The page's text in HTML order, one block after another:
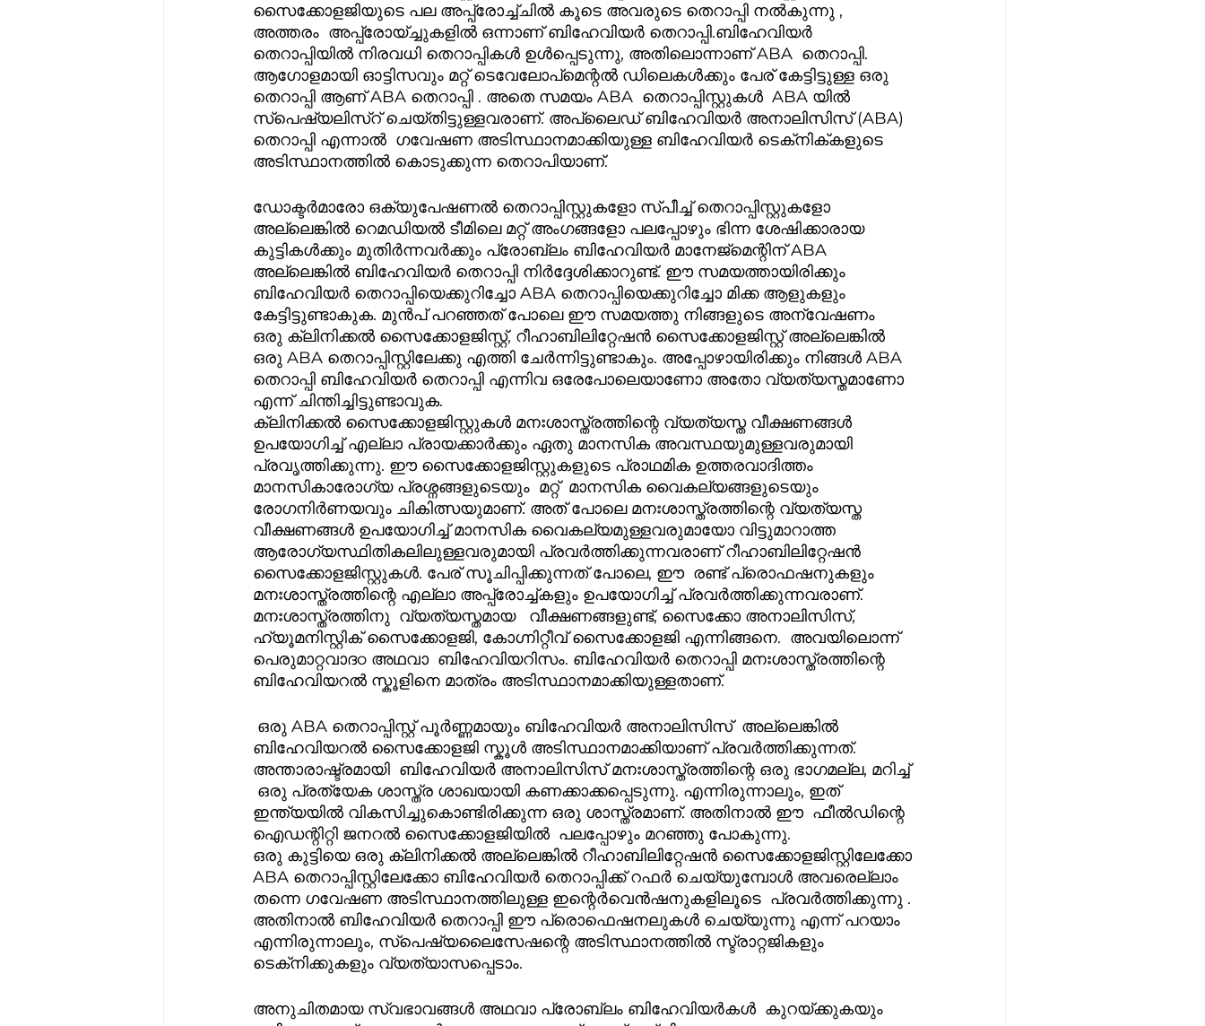
സൈക്കോളജിയുടെ പല അപ്പ്രോച്ച്ചിൽ കൂടെ അവരുടെ തെറാപ്പി നൽകുന്നു ,
അത്തരം  അപ്പ്രോയ്ച്ചുകളിൽ ഒന്നാണ് ബിഹേവിയർ തെറാപ്പി.ബിഹേവിയർ
തെറാപ്പിയിൽ നിരവധി തെറാപ്പികൾ ഉൾപ്പെടുന്നു, അതിലൊന്നാണ് ABA  തെറാപ്പി.
ആഗോളമായി ഓട്ടിസവും മറ്റ് ടെവേലോപ്മെന്റൽ ഡിലെകൾക്കും പേര് കേട്ടിട്ടുള്ള ഒരു
തെറാപ്പി ആണ് ABA തെറാപ്പി . അതെ സമയം ABA  തെറാപ്പിസ്റ്റുകൾ  ABA യിൽ
സ്പെഷ്യലിസ്റ് ചെയ്തിട്ടുള്ളവരാണ്. അപ്ലൈഡ് ബിഹേവിയർ അനാലിസിസ് (ABA)
തെറാപ്പി എന്നാൽ  ഗവേഷണ അടിസ്ഥാനമാക്കിയുള്ള ബിഹേവിയർ ടെക്‌നിക്‌കളുടെ
അടിസ്ഥാനത്തിൽ കൊടുക്കുന്ന തെറാപിയാണ്.
ഡോക്ടർമാരോ ഒക്യുപേഷണൽ തെറാപ്പിസ്റ്റുകളോ സ്പീച്ച് തെറാപ്പിസ്റ്റുകളോ
അല്ലെങ്കിൽ റെമഡിയൽ ടീമിലെ മറ്റ് അംഗങ്ങളോ പലപ്പോഴും ഭിന്ന ശേഷിക്കാരായ
കുട്ടികൾക്കും മുതിർന്നവർക്കും പ്രോബ്ലം ബിഹേവിയർ മാനേജ്മെന്റിന് ABA
അല്ലെങ്കിൽ ബിഹേവിയർ തെറാപ്പി നിർദ്ദേശിക്കാറുണ്ട്. ഈ സമയത്തായിരിക്കും
ബിഹേവിയർ തെറാപ്പിയെക്കുറിച്ചോ ABA തെറാപ്പിയെക്കുറിച്ചോ മിക്ക ആളുകളും
കേട്ടിട്ടുണ്ടാകുക. മുൻപ് പറഞ്ഞത് പോലെ ഈ സമയത്തു നിങ്ങളുടെ അന്വേഷണം
ഒരു ക്ലിനിക്കൽ സൈക്കോളജിസ്റ്റ്, റീഹാബിലിറ്റേഷൻ സൈക്കോളജിസ്റ്റ് അല്ലെങ്കിൽ
ഒരു ABA തെറാപ്പിസ്റ്റിലേക്കു എത്തി ചേർന്നിട്ടുണ്ടാകും. അപ്പോഴായിരിക്കും നിങ്ങൾ ABA
തെറാപ്പി ബിഹേവിയർ തെറാപ്പി എന്നിവ ഒരേപോലെയാണോ അതോ വ്യത്യസ്തമാണോ
എന്ന് ചിന്തിച്ചിട്ടുണ്ടാവുക.
ക്ലിനിക്കൽ സൈക്കോളജിസ്റ്റുകൾ മനഃശാസ്ത്രത്തിന്റെ വ്യത്യസ്ത വീക്ഷണങ്ങൾ
ഉപയോഗിച്ച് എല്ലാ പ്രായക്കാർക്കും ഏതു മാനസിക അവസ്ഥയുമുള്ളവരുമായി
പ്രവൃത്തിക്കുന്നു. ഈ സൈക്കോളജിസ്റ്റുകളുടെ പ്രാഥമിക ഉത്തരവാദിത്തം
മാനസികാരോഗ്യ പ്രശ്നങ്ങളുടെയും  മറ്റ്  മാനസിക വൈകല്യങ്ങളുടെയും
രോഗനിർണയവും ചികിത്സയുമാണ്. അത് പോലെ മനഃശാസ്ത്രത്തിന്റെ വ്യത്യസ്ത
വീക്ഷണങ്ങൾ ഉപയോഗിച്ച് മാനസിക വൈകല്യമുള്ളവരുമായോ വിട്ടുമാറാത്ത
ആരോഗ്യസ്ഥിതികലിലുള്ളവരുമായി പ്രവർത്തിക്കുന്നവരാണ് റീഹാബിലിറ്റേഷൻ
സൈക്കോളജിസ്റ്റുകൾ. പേര് സൂചിപ്പിക്കുന്നത് പോലെ, ഈ  രണ്ട് പ്രൊഫഷനുകളും
മനഃശാസ്ത്രത്തിന്റെ എല്ലാ അപ്പ്രോച്ച്‌കളും ഉപയോഗിച്ച് പ്രവർത്തിക്കുന്നവരാണ്‌.
മനഃശാസ്ത്രത്തിനു  വ്യത്യസ്തമായ   വീക്ഷണങ്ങളുണ്ട്, സൈക്കോ അനാലിസിസ്,
ഹ്യൂമനിസ്റ്റിക് സൈക്കോളജി, കോഗ്നിറ്റീവ് സൈക്കോളജി എന്നിങ്ങനെ.  അവയിലൊന്ന്
പെരുമാറ്റവാദo അഥവാ  ബിഹേവിയറിസം. ബിഹേവിയർ തെറാപ്പി മനഃശാസ്ത്രത്തിന്റെ
ബിഹേവിയറൽ സ്കൂളിനെ മാത്രം അടിസ്ഥാനമാക്കിയുള്ളതാണ്.
ബിഹേവിയറൽ സൈക്കോളജി സ്കൂൾ അടിസ്ഥാനമാക്കിയാണ് പ്രവർത്തിക്കുന്നത്.
അന്താരാഷ്ട്രമായി  ബിഹേവിയർ അനാലിസിസ് മനഃശാസ്ത്രത്തിന്റെ ഒരു ഭാഗമല്ല, മറിച്ച്
ഒരു പ്രത്യേക ശാസ്ത്ര ശാഖയായി കണക്കാക്കപ്പെടുന്നു. എന്നിരുന്നാലും, ഇത്
ഇന്ത്യയിൽ വികസിച്ചുകൊണ്ടിരിക്കുന്ന ഒരു ശാസ്ത്രമാണ്. അതിനാൽ ഈ  ഫീൽഡിന്റെ
ഐഡന്റിറ്റി ജനറൽ സൈക്കോളജിയിൽ  പലപ്പോഴും മറഞ്ഞു പോകുന്നു.
ഒരു കുട്ടിയെ ഒരു ക്ലിനിക്കൽ അല്ലെങ്കിൽ റീഹാബിലിറ്റേഷൻ സൈക്കോളജിസ്റ്റിലേക്കോ
ABA തെറാപ്പിസ്റ്റിലേക്കോ ബിഹേവിയർ തെറാപ്പിക്ക് റഫർ ചെയ്യുമ്പോൾ അവരെല്ലാം
തന്നെ ഗവേഷണ അടിസ്ഥാനത്തിലുള്ള ഇന്റെർവെൻഷനുകളിലൂടെ  പ്രവർത്തിക്കുന്നു .
അതിനാൽ ബിഹേവിയർ തെറാപ്പി ഈ പ്രൊഫെഷനലുകൾ ചെയ്യുന്നു എന്ന് പറയാം
എന്നിരുന്നാലും, സ്പെഷ്യലൈസേഷന്റെ അടിസ്ഥാനത്തിൽ സ്ട്രാറ്റജികളും
ടെക്‌നിക്കുകളും വ്യത്യാസപ്പെടാം.
അനുചിതമായ സ്വഭാവങ്ങൾ അഥവാ പ്രോബ്ലം ബിഹേവിയർകൾ  കുറയ്ക്കുകയും